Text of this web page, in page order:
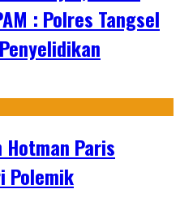
: Polres Tangsel
Hotman Paris
Polemik